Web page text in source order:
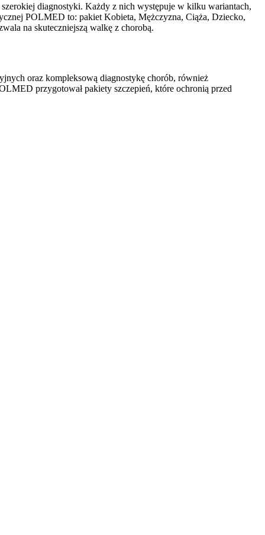
diagnostyki. Każdy z nich występuje w kilku wariantach,
POLMED to: pakiet Kobieta, Mężczyzna, Ciąża, Dziecko,
na skuteczniejszą walkę z chorobą.
oraz kompleksową diagnostykę chorób, również
przygotował pakiety szczepień, które ochronią przed